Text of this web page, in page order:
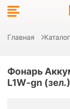
Главная Каталог
Фонарь
L1W-gn